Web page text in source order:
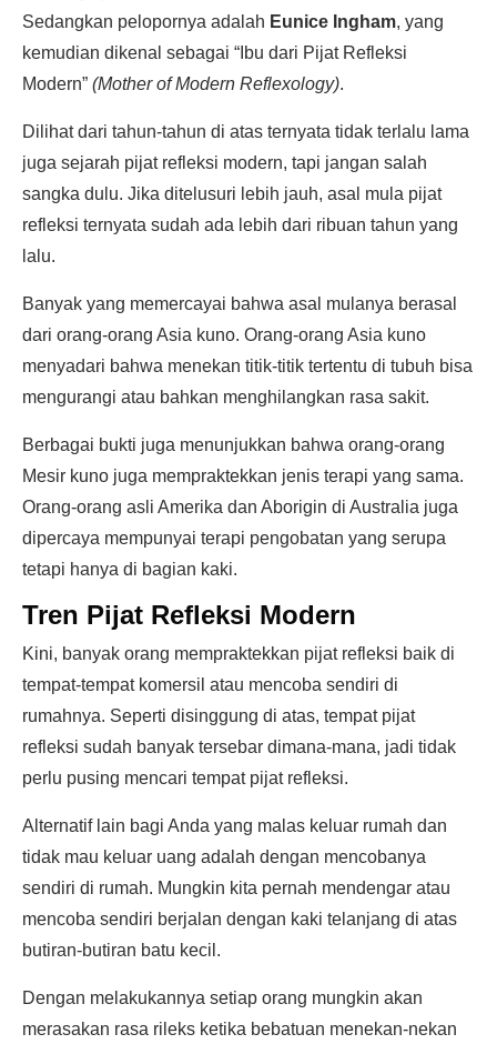
Sedangkan pelopornya adalah Eunice Ingham, yang
kemudian dikenal sebagai “Ibu dari Pijat Refleksi
Modern” (Mother of Modern Reflexology).
Dilihat dari tahun-tahun di atas ternyata tidak terlalu lama
juga sejarah pijat refleksi modern, tapi jangan salah
sangka dulu. Jika ditelusuri lebih jauh, asal mula pijat
refleksi ternyata sudah ada lebih dari ribuan tahun yang
lalu.
Banyak yang memercayai bahwa asal mulanya berasal
dari orang-orang Asia kuno. Orang-orang Asia kuno
menyadari bahwa menekan titik-titik tertentu di tubuh bisa
mengurangi atau bahkan menghilangkan rasa sakit.
Berbagai bukti juga menunjukkan bahwa orang-orang
Mesir kuno juga mempraktekkan jenis terapi yang sama.
Orang-orang asli Amerika dan Aborigin di Australia juga
dipercaya mempunyai terapi pengobatan yang serupa
tetapi hanya di bagian kaki.
Tren Pijat Refleksi Modern
Kini, banyak orang mempraktekkan pijat refleksi baik di
tempat-tempat komersil atau mencoba sendiri di
rumahnya. Seperti disinggung di atas, tempat pijat
refleksi sudah banyak tersebar dimana-mana, jadi tidak
perlu pusing mencari tempat pijat refleksi.
Alternatif lain bagi Anda yang malas keluar rumah dan
tidak mau keluar uang adalah dengan mencobanya
sendiri di rumah. Mungkin kita pernah mendengar atau
mencoba sendiri berjalan dengan kaki telanjang di atas
butiran-butiran batu kecil.
Dengan melakukannya setiap orang mungkin akan
merasakan rasa rileks ketika bebatuan menekan-nekan